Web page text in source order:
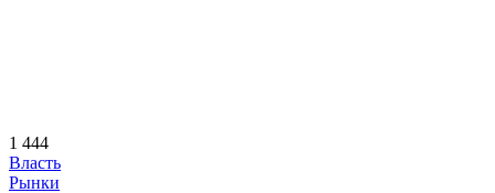
1 444
Власть
Рынки